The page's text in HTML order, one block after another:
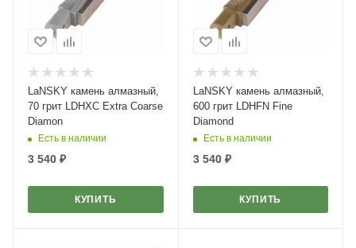
LaNSKY камень алмазный,
70 грит LDHXC Extra Coarse
Diamon
Есть в наличии
3 540 ₽
КУПИТЬ
LaNSKY камень алмазный,
600 грит LDHFN Fine
Diamond
Есть в наличии
3 540₽
КУПИТЬ